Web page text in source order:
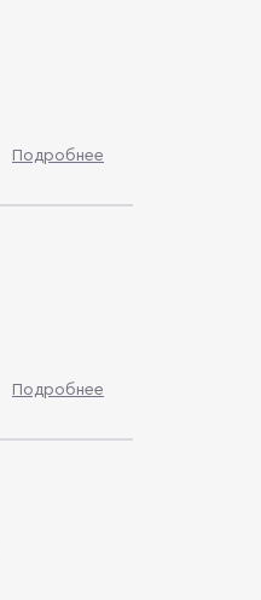
Подробнее
Подробнее